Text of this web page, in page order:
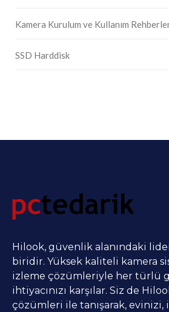
Kamera Kurulum ve Kullanım
SSD Harddisk
Hilook, güvenlik alanındaki
biridir. Yüksek kaliteli kamera
izleme çözümleriyle her türlü
ihtiyacınızı karşılar. Siz de
çözümleri ile tanışarak, evinizi,